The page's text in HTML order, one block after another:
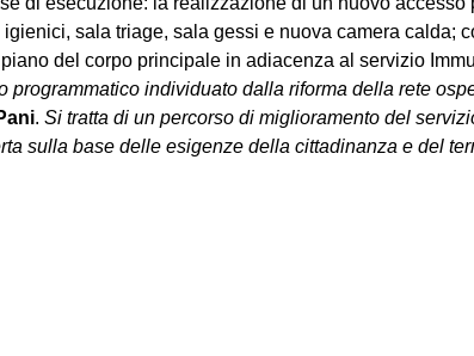
sala triage, sala gessi e nuova camera calda;
del corpo principale in adiacenza al servizio
programmatico individuato dalla riforma della rete
. Si tratta di un percorso di miglioramento del
sulla base delle esigenze della cittadinanza e del